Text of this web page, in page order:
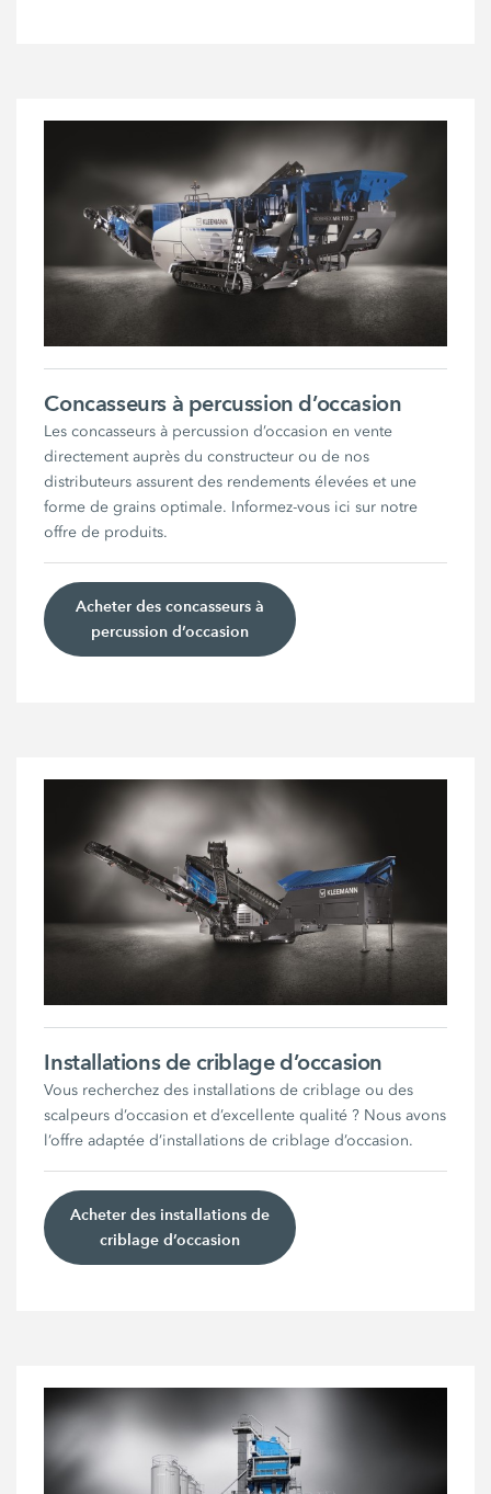
Concasseurs à percussion d’occasion
Les concasseurs à percussion d’occasion en vente
directement auprès du constructeur ou de nos
distributeurs assurent des rendements élevées et une
forme de grains optimale. Informez-vous ici sur notre
offre de produits.
Acheter des concasseurs à
percussion d’occasion
Installations de criblage d’occasion
Vous recherchez des installations de criblage ou des
scalpeurs d’occasion et d’excellente qualité ? Nous avons
l’offre adaptée d’installations de criblage d’occasion.
Acheter des installations de
criblage d’occasion